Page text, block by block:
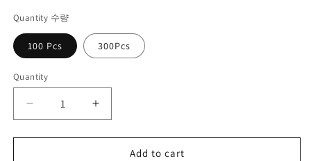
Quantity 수량
100 Pcs 300Pcs
Quantity
Quantity
Decrease
quantity
for
Increase
quantity
for
Add to cart